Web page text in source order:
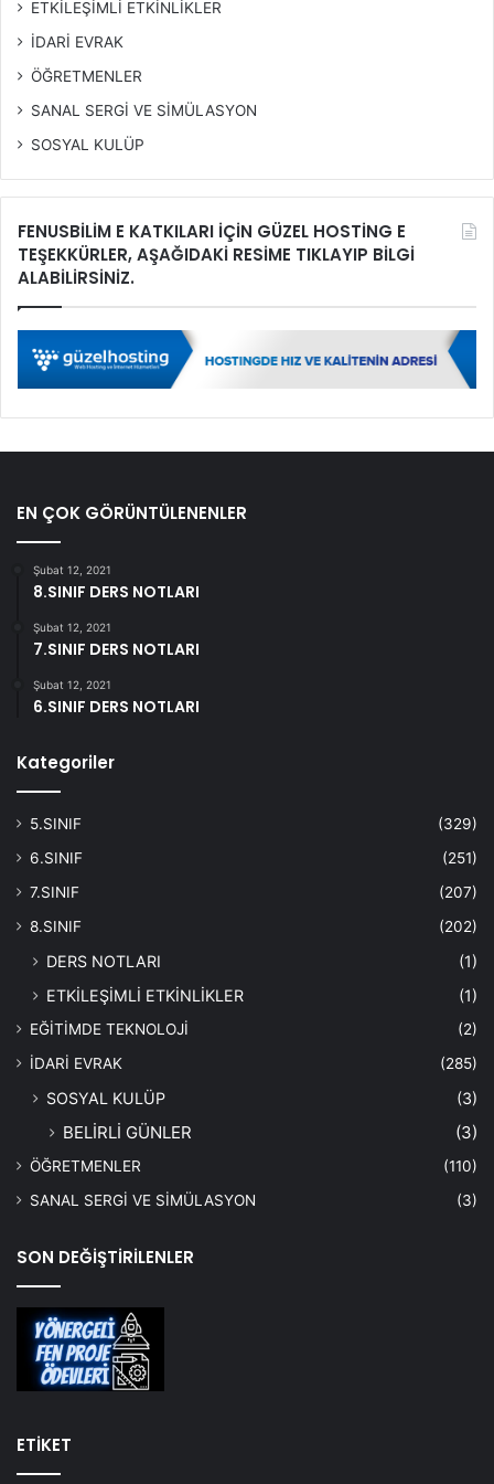
ETKİLEŞİMLİ ETKİNLİKLER
İDARİ EVRAK
ÖĞRETMENLER
SANAL SERGİ VE SİMÜLASYON
SOSYAL KULÜP
FENUSBİLİM E KATKILARI İÇİN GÜZEL HOSTİNG E
TEŞEKKÜRLER, AŞAĞIDAKİ RESİME TIKLAYIP BİLGİ
ALABİLİRSİNİZ.
EN ÇOK GÖRÜNTÜLENENLER
Şubat 12, 2021
8.SINIF DERS NOTLARI
Şubat 12, 2021
7.SINIF DERS NOTLARI
Şubat 12, 2021
6.SINIF DERS NOTLARI
Kategoriler
5.SINIF
(329)
6.SINIF
(251)
7.SINIF
(207)
8.SINIF
(202)
DERS NOTLARI
(1)
ETKİLEŞİMLİ ETKİNLİKLER
(1)
EĞİTİMDE TEKNOLOJİ
(2)
İDARİ EVRAK
(285)
SOSYAL KULÜP (3)
BELİRLİ GÜNLER (3)
ÖĞRETMENLER
(110)
SANAL SERGİ VE SİMÜLASYON
(3)
SON DEĞİŞTİRİLENLER
ETİKET